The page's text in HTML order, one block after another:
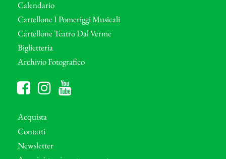
Calendario
Cartellone I Pomeriggi Musicali
Cartellone Teatro Dal Verme
Biglietteria
Archivio Fotografico
Acquista
Contatti
Newsletter